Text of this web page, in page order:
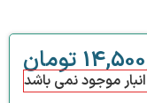
تومان
موجود نمی باشد